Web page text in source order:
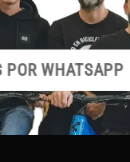
POR WHATSAPP